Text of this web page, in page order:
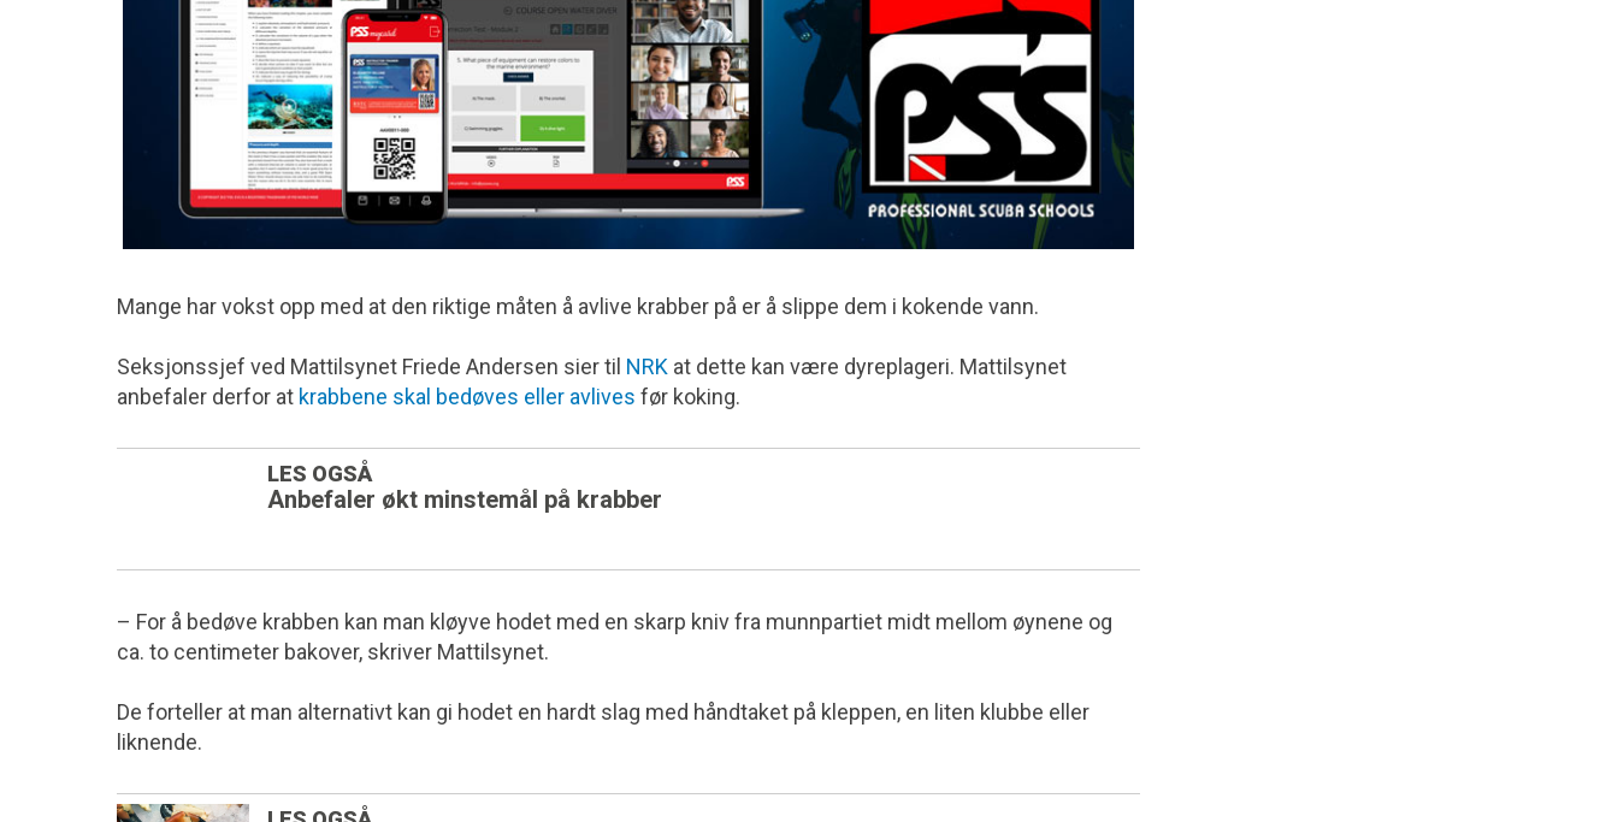
Mange har vokst opp med at den riktige måten å avlive krabber på er å slippe dem i kokende vann.
Seksjonssjef ved Mattilsynet Friede Andersen sier til NRK at dette kan være dyreplageri. Mattilsynet
anbefaler derfor at krabbene skal bedøves eller avlives før koking.
LES OGSÅ
Anbefaler økt minstemål på krabber
– For å bedøve krabben kan man kløyve hodet med en skarp kniv fra munnpartiet midt mellom øynene og
ca. to centimeter bakover, skriver Mattilsynet.
De forteller at man alternativt kan gi hodet en hardt slag med håndtaket på kleppen, en liten klubbe eller
liknende.